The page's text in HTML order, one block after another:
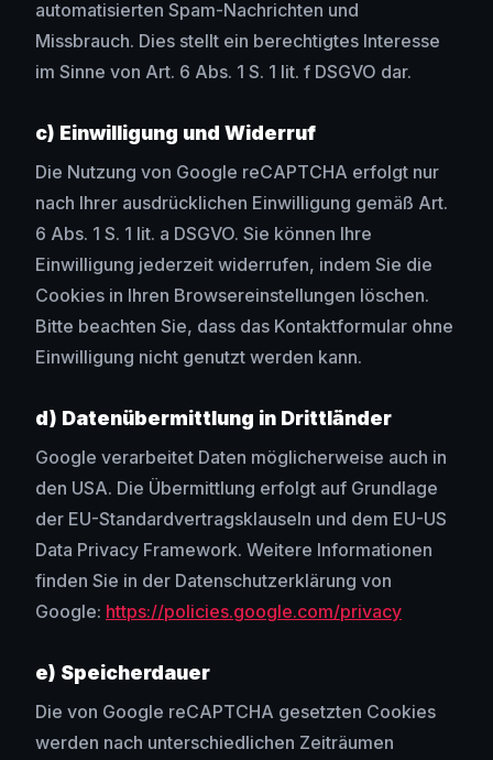
automatisierten Spam-Nachrichten und
Missbrauch. Dies stellt ein berechtigtes Interesse
im Sinne von Art. 6 Abs. 1 S. 1 lit. f DSGVO dar.
c) Einwilligung und Widerruf
Die Nutzung von Google reCAPTCHA erfolgt nur
nach Ihrer ausdrücklichen Einwilligung gemäß Art.
6 Abs. 1 S. 1 lit. a DSGVO. Sie können Ihre
Einwilligung jederzeit widerrufen, indem Sie die
Cookies in Ihren Browsereinstellungen löschen.
Bitte beachten Sie, dass das Kontaktformular ohne
Einwilligung nicht genutzt werden kann.
d) Datenübermittlung in Drittländer
Google verarbeitet Daten möglicherweise auch in
den USA. Die Übermittlung erfolgt auf Grundlage
der EU-Standardvertragsklauseln und dem EU-US
Data Privacy Framework. Weitere Informationen
finden Sie in der Datenschutzerklärung von
Google: https://policies.google.com/privacy
e) Speicherdauer
Die von Google reCAPTCHA gesetzten Cookies
werden nach unterschiedlichen Zeiträumen